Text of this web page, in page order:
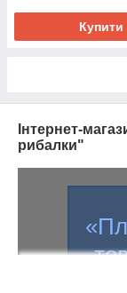
Купити
Інтернет-
рибалки"